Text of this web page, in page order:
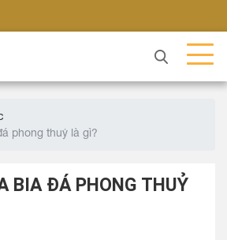
phong thuỷ là gì?
BIA ĐÁ PHONG THUỶ